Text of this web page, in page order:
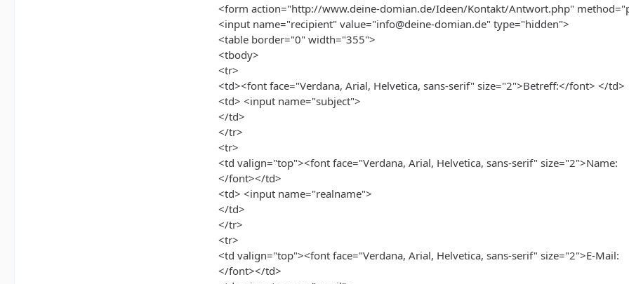
<form action="http://www.deine-domian.de/Ideen/Kontakt/Antwort.php"
<input name="recipient" value="info@deine-domian.de" type="hidden">
<table border="0" width="355">
<tbody>
<tr>
<td><font face="Verdana, Arial, Helvetica, sans-serif" size="2">Betreff:</font> </td>
<td> <input name="subject">
</td>
</tr>
<tr>
<td valign="top"><font face="Verdana, Arial, Helvetica, sans-serif" size="2">Name:
</font></td>
<td> <input name="realname">
</td>
</tr>
<tr>
<td valign="top"><font face="Verdana, Arial, Helvetica, sans-serif" size="2">E-Mail:
</font></td>